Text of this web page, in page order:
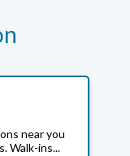
near you
Walk-ins...